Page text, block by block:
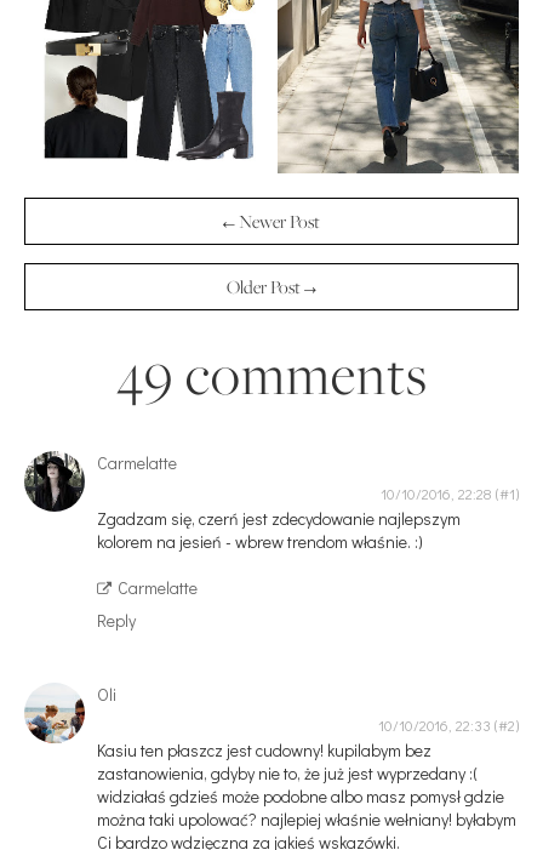
← Newer Post
Older Post →
49 comments
Carmelatte
10/10/2016, 22:28
Zgadzam się, czerń jest zdecydowanie najlepszym
kolorem na jesień - wbrew trendom właśnie. :)
Carmelatte
Reply
Oli
10/10/2016, 22:33
Kasiu ten płaszcz jest cudowny! kupilabym bez
zastanowienia, gdyby nie to, że już jest wyprzedany :(
widziałaś gdzieś może podobne albo masz pomysł gdzie
można taki upolować? najlepiej właśnie wełniany! byłabym
Ci bardzo wdzięczna za jakieś wskazówki.